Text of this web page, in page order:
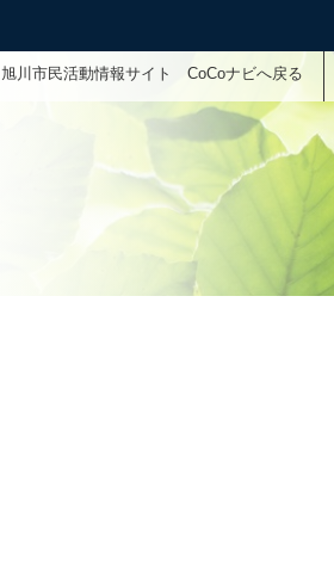
旭川市民活動情報サイト CoCoナビへ戻る